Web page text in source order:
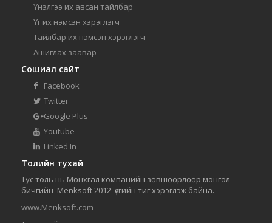
Үнэлгээ их авсан тайлбар
Үг их нэмсэн хэрэглэгч
Тайлбар их нэмсэн хэрэглэгч
Ашиглах заавар
Сошиал сайт
Facebook
Twitter
Google Plus
Youtube
Linked In
Толийн тухай
Тус толь нь Мөнхгал компанийн зөвшөөрлөөр монгол
бичгийн 'Menksoft 2012' үсгийн тиг хэрэглэж байна.
www.Menksoft.com